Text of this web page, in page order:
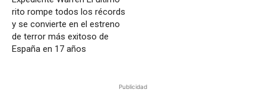
rito rompe todos los récords
y se convierte en el estreno
de terror más exitoso de
España en 17 años
Publicidad